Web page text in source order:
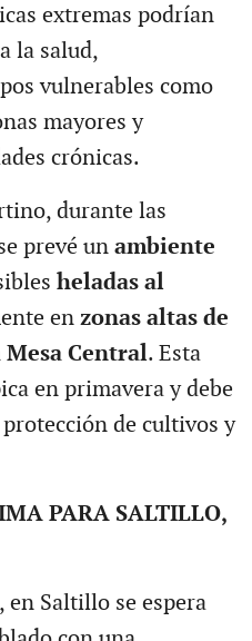
extremas podrían
la salud,
vulnerables como
mayores y
crónicas.
durante las
prevé un ambiente
heladas al
en zonas altas de
Central. Esta
en primavera y debe
de cultivos y
PARA SALTILLO,
en Saltillo se espera